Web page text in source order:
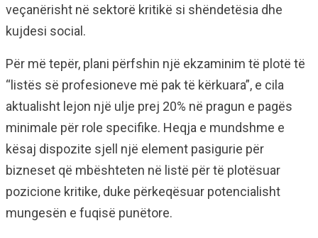
veçanërisht në sektorë kritikë si shëndetësia dhe
kujdesi social.
Për më tepër, plani përfshin një ekzaminim të plotë të
“listës së profesioneve më pak të kërkuara”, e cila
aktualisht lejon një ulje prej 20% në pragun e pagës
minimale për role specifike. Heqja e mundshme e
kësaj dispozite sjell një element pasigurie për
bizneset që mbështeten në listë për të plotësuar
pozicione kritike, duke përkeqësuar potencialisht
mungesën e fuqisë punëtore.